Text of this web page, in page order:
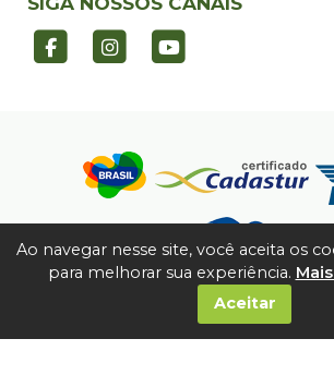
©2026 TODOS OS DIREITOS
Ao navegar nesse site, você aceita os
para melhorar sua experiência.
Aceitar